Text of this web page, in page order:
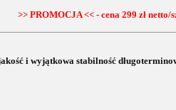
>> PROMOCJA << - cena 299 zł
i wyjątkowa stabilność